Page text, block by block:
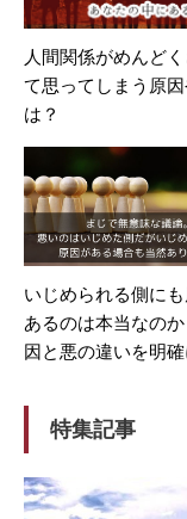
人間関係がめんど
て思ってしまう原
は？
いじめられる側に
あるのは本当なの
因と悪の違いを明確
特集記事